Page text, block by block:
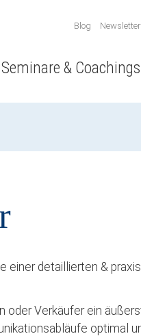
Navigation
Blog Newsletter
Seminare & Coachings
einer detaillierten &
Verkäufer ein
optimal